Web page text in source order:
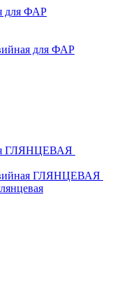
для ФАР
для ФАР
ГЛЯНЦЕВАЯ
ГЛЯНЦЕВАЯ